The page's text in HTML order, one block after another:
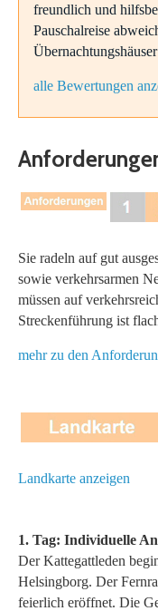
freundlich und
Pauschalreise
alle Bewertungen
Sie radeln auf gut
sowie verkehrsarmen
müssen auf
Streckenführung ist
mehr zu den
Landkarte anzeigen
1. Tag: Individuelle
Der Kattegattleden
Helsingborg. Der
feierlich eröffnet. Die